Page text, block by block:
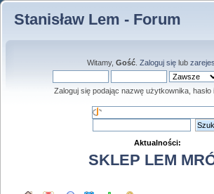
Stanisław Lem - Forum
Witamy, Gość. Zaloguj sięlub
Zaloguj się podając nazwę użytkownika, hasło
Aktualności:
SKLEP LEM